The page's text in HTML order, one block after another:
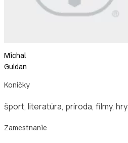
Michal
Guldan
Koníčky
šport, literatúra, príroda, filmy, hry
Zamestnanie